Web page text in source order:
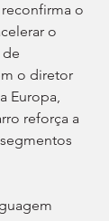
o
o
o diretor
Europa,
reforça a